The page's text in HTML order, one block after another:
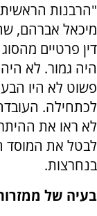
"הרבנות
מיכאל אברהם,
דין פרטיים
היה גמור. לא
פשוט לא היו
לכתחילה.
לא ראו את
לבטל את המוסד
בנחרצות.
בעיה של